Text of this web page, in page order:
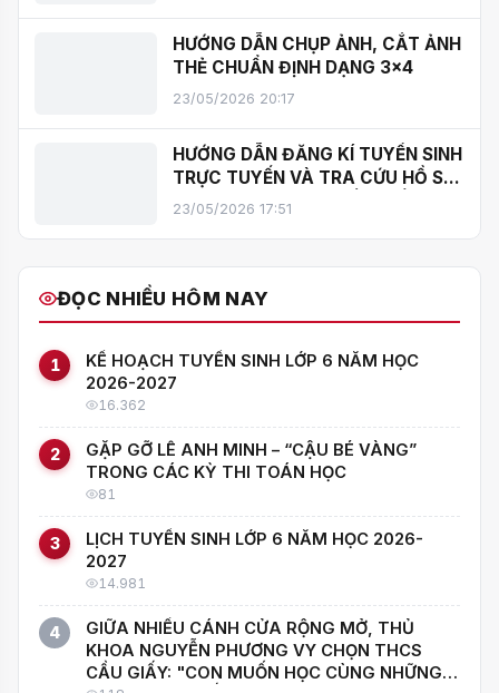
HƯỚNG DẪN CHỤP ẢNH, CẮT ẢNH
THẺ CHUẨN ĐỊNH DẠNG 3x4
23/05/2026 20:17
HƯỚNG DẪN ĐĂNG KÍ TUYỂN SINH
TRỰC TUYẾN VÀ TRA CỨU HỒ SƠ
VÀO LỚP 6 – THCS CẦU GIẤY NĂM
23/05/2026 17:51
ĐỌC NHIỀU HÔM NAY
1
KẾ HOẠCH TUYỂN SINH LỚP 6 NĂM HỌC
2026-2027
16.362
2
GẶP GỠ LÊ ANH MINH – “CẬU BÉ VÀNG”
TRONG CÁC KỲ THI TOÁN HỌC
81
3
LỊCH TUYỂN SINH LỚP 6 NĂM HỌC 2026-
2027
14.981
4
GIỮA NHIỀU CÁNH CỬA RỘNG MỞ, THỦ
KHOA NGUYỄN PHƯƠNG VY CHỌN THCS
CẦU GIẤY: "CON MUỐN HỌC CÙNG NHỮNG